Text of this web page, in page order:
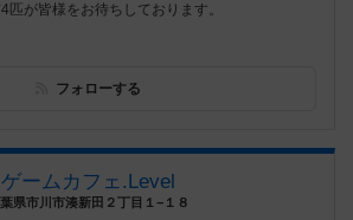
匹が皆様をお待ちしております。
フォローする
ゲームカフェ.Level
県市川市湊新田２丁目１−１８